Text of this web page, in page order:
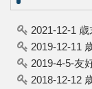
2021-12-1
2019-12-11
2019-4-5-友
2018-12-12